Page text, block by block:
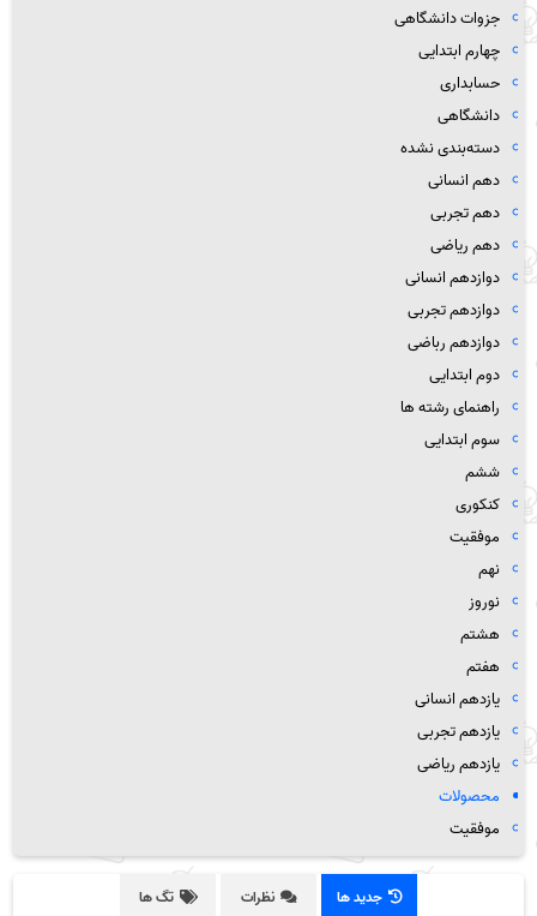
جزوات دانشگاهی
چهارم ابتدایی
حسابداری
دانشگاهی
دسته‌بندی نشده
دهم انسانی
دهم تجربی
دهم ریاضی
دوازدهم انسانی
دوازدهم تجربی
دوازدهم رباضی
دوم ابتدایی
راهنمای رشته ها
سوم ابتدایی
ششم
کنکوری
موفقیت
نهم
نوروز
هشتم
هفتم
یازدهم انسانی
یازدهم تجربی
یازدهم ریاضی
محصولات
موفقیت
جدید ها نظرات تگ ها